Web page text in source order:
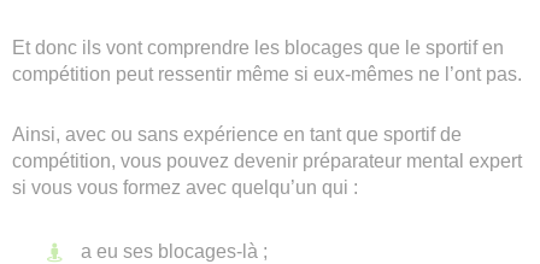
Et donc ils vont comprendre les blocages que le sportif en
compétition peut ressentir même si eux-mêmes ne l’ont pas.
Ainsi, avec ou sans expérience en tant que sportif de
compétition, vous pouvez devenir préparateur mental expert
si vous vous formez avec quelqu’un qui :
a eu ses blocages-là ;